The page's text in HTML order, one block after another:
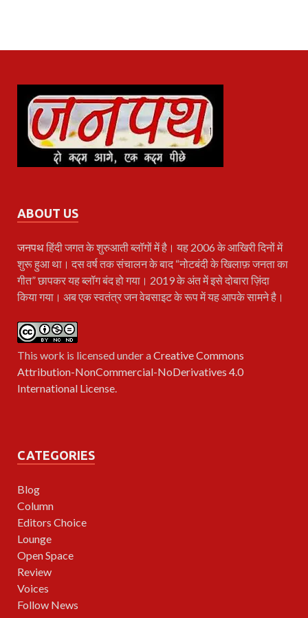
ABOUT US
जनपथहिंदी जगत के शुरुआती ब्लॉगों में है। यह 2006 के आखिरी दिनों में
शुरू हुआ था। दस वर्ष तक संचालन के बाद “नोटबंदी के खिलाफ़ जनता का
गीत” छापकर यह ब्लॉग बंद हो गया। 2019 के अंत में इसे दोबारा ज़िंदा
किया गया। अब एक स्वतंत्र जन वेबसाइट के रूप में यह आपके सामने है।
This work is licensed under aCreative Commons
Attribution-NonCommercial-NoDerivatives 4.0
International License
CATEGORIES
Blog
Column
Editors Choice
Lounge
Open Space
Review
Voices
Follow News